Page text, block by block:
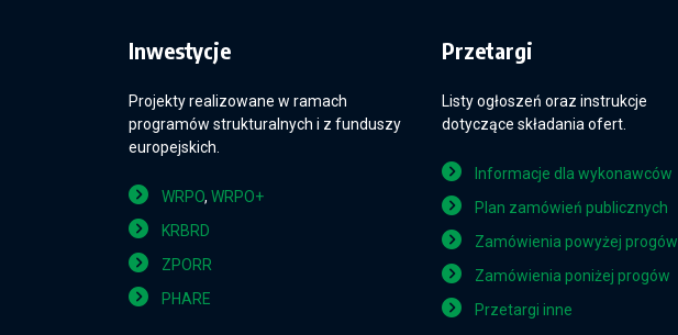
Inwestycje
Projekty realizowane w ramach
programów strukturalnych i z funduszy
europejskich.
WRPO, WRPO+
KRBRD
ZPORR
PHARE
Przetargi
Listy ogłoszeń oraz instrukcje
dotyczące składania ofert.
Informacje dla wykonawców
Plan zamówień publicznych
Zamówienia powyżej progów
Zamówienia poniżej progów
Przetargi inne